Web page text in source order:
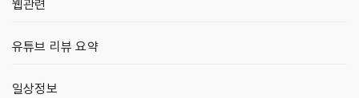
웹관련
유튜브 리뷰 요약
일상정보